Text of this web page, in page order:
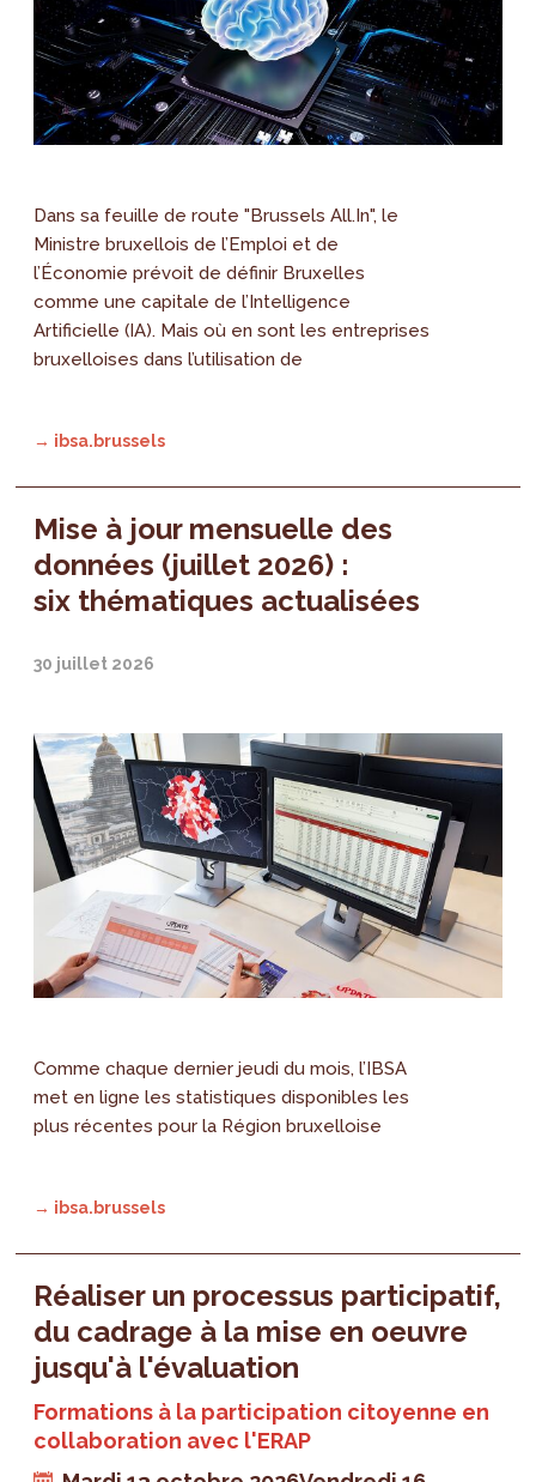
Dans sa feuille de route "Brussels All.In", le
Ministre bruxellois de l’Emploi et de
l’Économie prévoit de définir Bruxelles
comme une capitale de l’Intelligence
Artificielle (IA). Mais où en sont les entreprises
bruxelloises dans l’utilisation de
→ ibsa.brussels
Mise à jour mensuelle des
données (juillet 2026) :
six thématiques actualisées
30 juillet 2026
Comme chaque dernier jeudi du mois, l’IBSA
met en ligne les statistiques disponibles les
plus récentes pour la Région bruxelloise
→ ibsa.brussels
Réaliser un processus participatif,
du cadrage à la mise en oeuvre
jusqu'à l'évaluation
Formations à la participation citoyenne en
collaboration avec l'ERAP